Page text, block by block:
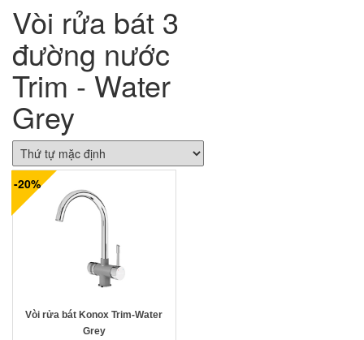
Vòi rửa bát 3
đường nước
Trim - Water
Grey
-20%
Vòi rửa bát Konox Trim-Water
Grey